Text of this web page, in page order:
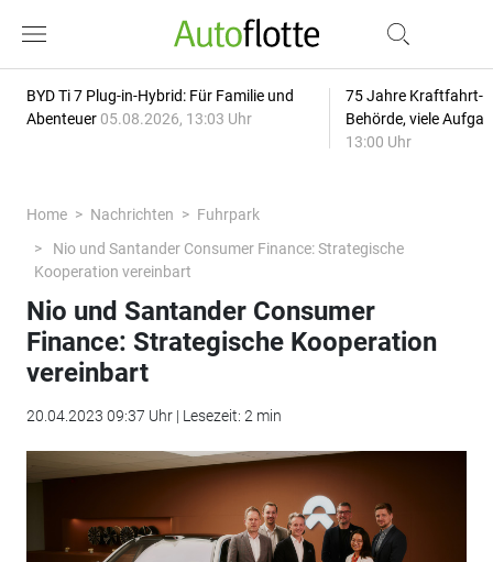
BYD Ti 7 Plug-in-Hybrid: Für Familie und
Abenteuer 05.08.2026, 13:03 Uhr
75 Jahre Kraftfahrt-
Behörde, viele
13:00 Uhr
Home Nachrichten
Fuhrpark
Nio und Santander Consumer Finance: Strategische
Kooperation vereinbart
Nio und Santander Consumer
Finance: Strategische Kooperation
vereinbart
20.04.2023 09:37 Uhr | Lesezeit: 2 min